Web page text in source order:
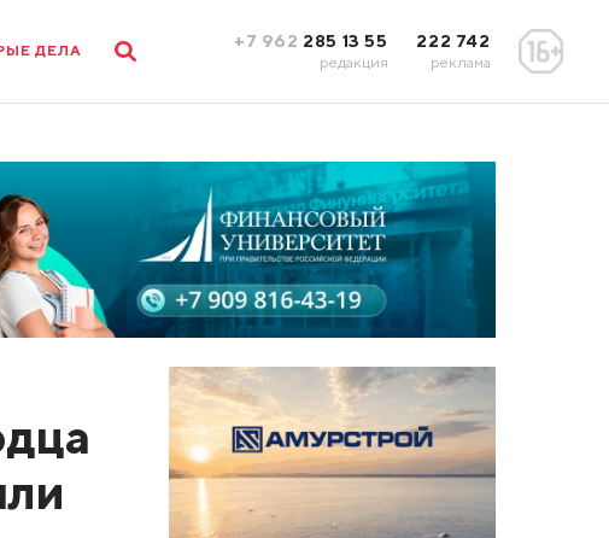
ДЕЛА +7 962 285 13 55
редакция
222 742
реклама